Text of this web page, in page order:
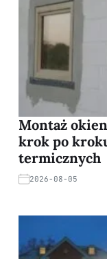
Montaż
krok po
termicznych
2026-08-05